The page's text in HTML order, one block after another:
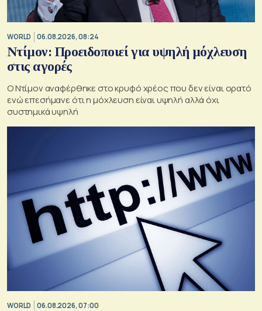
WORLD 06.08.2026, 08:24
Ντίμον: Προειδοποιεί για υψηλή μόχλευση
στις αγορές
Ο Ντίμον αναφέρθηκε στο κρυφό χρέος που δεν είναι ορατό
ενώ επεσήμανε ότι η μόχλευση είναι υψηλή αλλά όχι
συστημικά υψηλή
WORLD 06.08.2026, 07:00